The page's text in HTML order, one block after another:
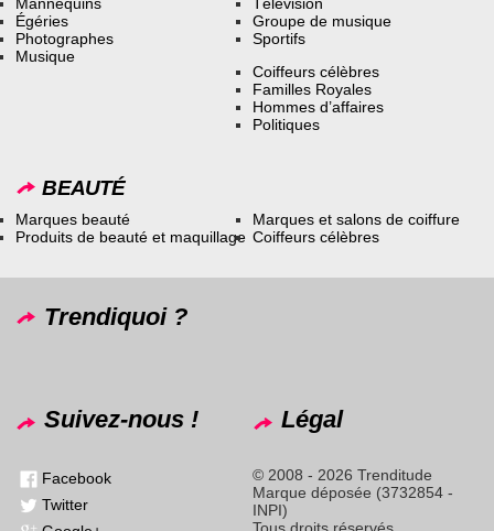
Égéries
Photographes
Musique
Groupe de musique
Sportifs
Coiffeurs célèbres
Familles Royales
Hommes d’affaires
Politiques
BEAUTÉ
Marques beauté
Produits de beauté et maquillage
Marques et salons de coiffure
Coiffeurs célèbres
Trendiquoi ?
Suivez-nous !
Facebook
Twitter
Légal
© 2008 - 2026 Trenditude
Marque déposée (3732854 -
INPI)